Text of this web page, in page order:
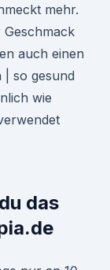
mehr.
auch einen
| so gesund
wie
das